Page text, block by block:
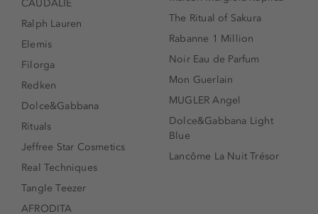
CAUDALIE
Ralph Lauren
Elemis
Filorga
Redken
Dolce&Gabbana
Rituals
Jeffree Star Cosmetics
Real Techniques
Tangle Teezer
AFRODITA
The Ritual of Sakura
Rabanne 1 Million
Noir Eau de Parfum
Mon Guerlain
MUGLER Angel
Dolce&Gabbana Light
Blue
Lancôme La Nuit Trésor